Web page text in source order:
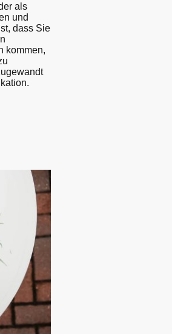
als
und
dass Sie
kommen,